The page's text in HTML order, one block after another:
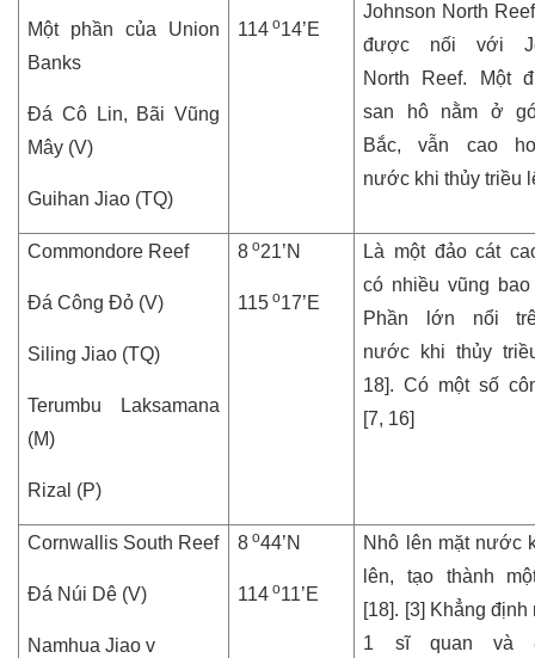
Một phần của Union
Banks
Đá Cô Lin, Bãi Vũng
Mây (V)
Guihan Jiao (TQ)
114 o14’E
Johnson North
được nối với
North Reef. Một
san hô nằm ở
Bắc, vẫn cao
nước khi thủy triều
Commondore Reef
Đá Công Đỏ (V)
Siling Jiao (TQ)
Terumbu Laksamana
(M)
Rizal (P)
8 o21’N
115 o17’E
Là một đảo cát
có nhiều vũng bao
Phần lớn nổi
nước khi thủy
18]. Có một số
[7, 16]
Cornwallis South Reef
Đá Núi Dê (V)
Namhua Jiao v
8 o44’N
114 o11’E
Nhô lên mặt nước
lên, tạo thành
[18]. [3] Khẳng định
1 sĩ quan và